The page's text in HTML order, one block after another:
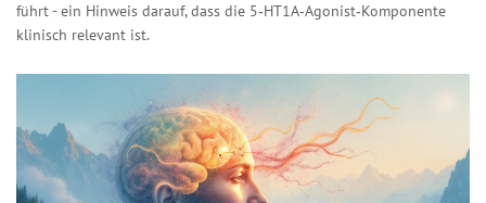
führt - ein Hinweis darauf, dass die 5‑HT1A‑Agonist‑Komponente
klinisch relevant ist.